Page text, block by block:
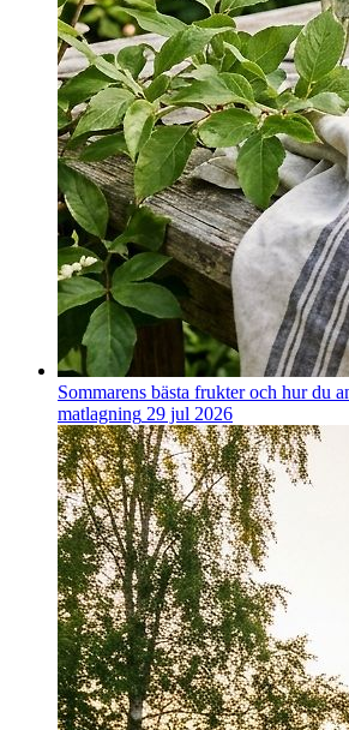
Sommarens bästa frukter och hur du
matlagning 29 jul 2026